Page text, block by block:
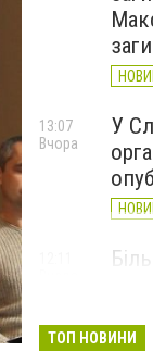
У
13:07
Вчора
ТОП НОВИНИ